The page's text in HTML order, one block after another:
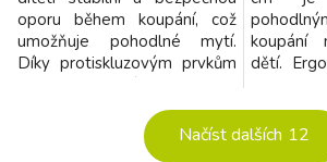
oporu během koupání, což
umožňuje pohodlné mytí.
Díky protiskluzovým prvkům
podporuje správné držení
těla a zvyšuje komfort rodiče
při péči o miminko. Vlastnosti:
koupání
dětí.
pohodlí
Načíst dalších 12